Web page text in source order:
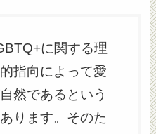
に関する理
指向によって愛
然であるという
ります。そのた